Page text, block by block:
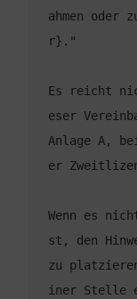
ahmen oder
Es reicht
eser
Anlage A,
Wenn es
st, den
zu
iner Stelle